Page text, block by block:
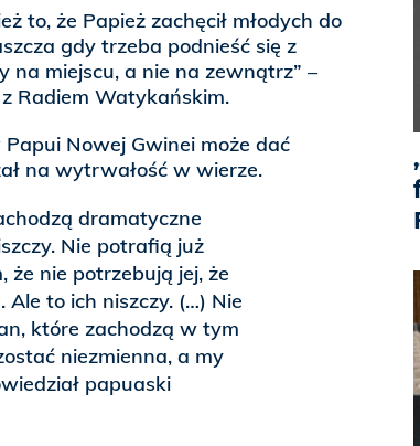
to, że Papież zachęcił młodych do
gdy trzeba podnieść się z
na miejscu, a nie na zewnątrz” –
Radiem Watykańskim.
Nowej Gwinei może dać
na wytrwałość w wierze.
dramatyczne
Nie potrafią już
że nie potrzebują jej, że
Ale to ich niszczy. (…) Nie
które zachodzą w tym
niezmienna, a my
papuaski